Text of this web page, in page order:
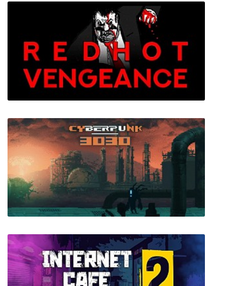
Collapse: A Political Simulator
RED HOT VENGEANCE